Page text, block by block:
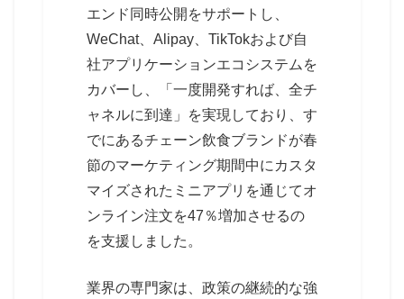
エンド同時公開をサポートし、
WeChat、Alipay、TikTokおよび自
社アプリケーションエコシステムを
カバーし、「一度開発すれば、全チ
ャネルに到達」を実現しており、す
でにあるチェーン飲食ブランドが春
節のマーケティング期間中にカスタ
マイズされたミニアプリを通じてオ
ンライン注文を47％増加させるの
を支援しました。
業界の専門家は、政策の継続的な強